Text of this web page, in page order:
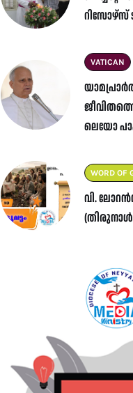
റിസോഴ്സ്
VATICAN
ലെയോ
WORD OF
വി.